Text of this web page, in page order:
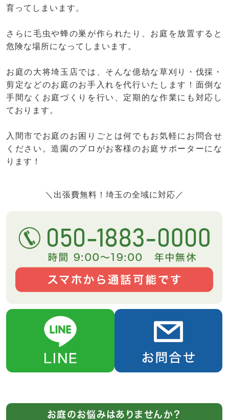
育ってしまいます。
さらに毛虫や蜂の巣が作られたり、お庭を放置すると
危険な場所になってしまいます。
お庭の大将埼玉店では、そんな億劫な草刈り・伐採・
剪定などのお庭のお手入れを代行いたします！面倒な
手間なくお庭づくりを行い、定期的な作業にも対応し
ております。
入間市でお庭のお困りごとは何でもお気軽にお問合せ
ください。造園のプロがお客様のお庭サポーターにな
ります！
＼出張費無料！埼玉の全域に対応／
お庭のお悩みはありませんか？